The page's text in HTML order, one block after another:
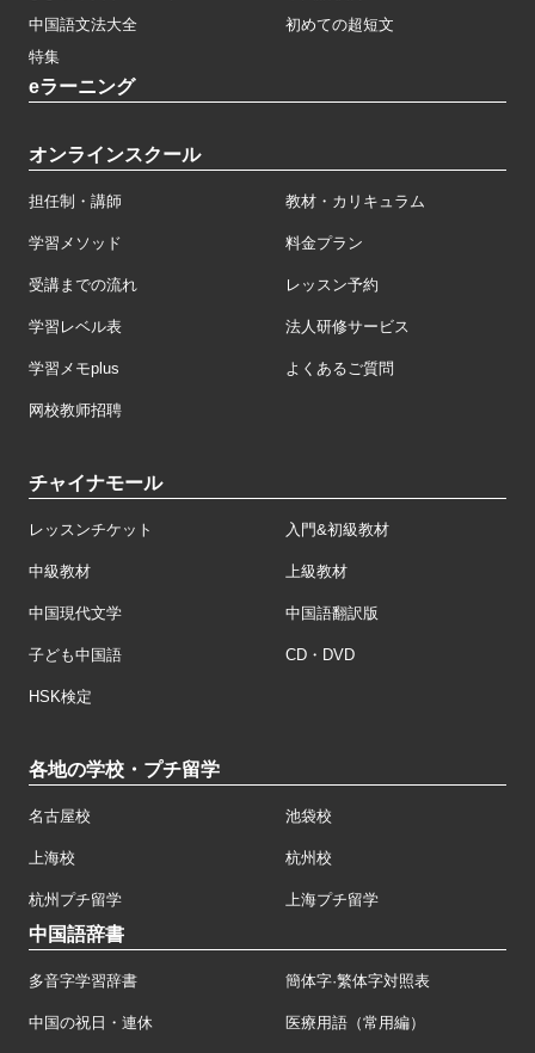
中国語文法大全
初めての超短文
特集
eラーニング
オンラインスクール
担任制・講師 教材・カリキュラム
学習メソッド 料金プラン
受講までの流れ レッスン予約
学習レベル表 法人研修サービス
学習メモplus よくあるご質問
网校教师招聘
チャイナモール
レッスンチケット 入門&初級教材
中級教材 上級教材
中国現代文学 中国語翻訳版
子ども中国語 CD・DVD
HSK検定
各地の学校・プチ留学
名古屋校 池袋校
上海校 杭州校
杭州プチ留学 上海プチ留学
中国語辞書
多音字学習辞書 簡体字·繁体字対照表
中国の祝日・連休 医療用語（常用編）